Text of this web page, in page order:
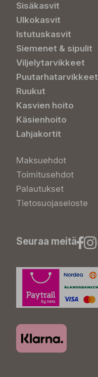
Sisäkasvit
Ulkokasvit
Istutuskasvit
Siemenet & sipulit
Viljelytarvikkeet
Puutarhatarvikkeet
Ruukut
Kasvien hoito
Käsienhoito
Lahjakortit
Maksuehdot
Toimitusehdot
Palautukset
Tietosuojaseloste
Seuraa meitä